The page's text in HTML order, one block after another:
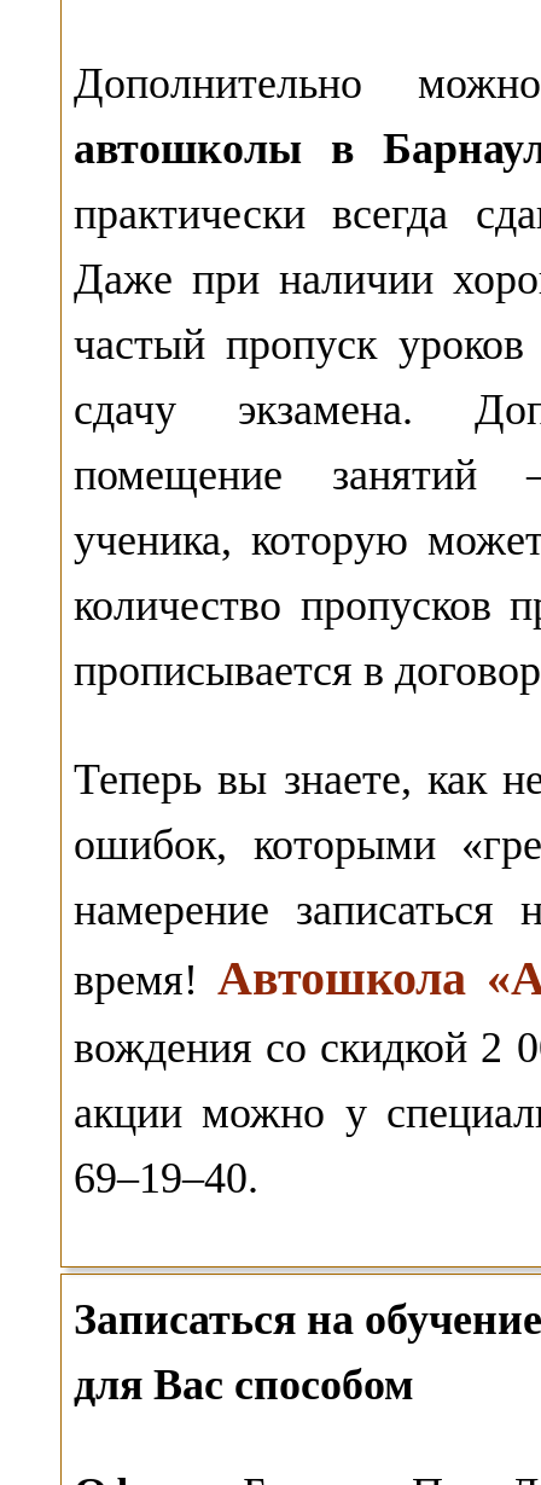
Дополнительно
автошколы в
практически всегда
Даже при наличии
частый пропуск
сдачу экзамена.
помещение занятий
ученика, которую
количество пропусков
прописывается в
Теперь вы знаете, как
ошибок, которыми
намерение
время! Автошкола
вождения со скидкой 2
акции можно у
69–19–40.
Записаться на
для Вас способом